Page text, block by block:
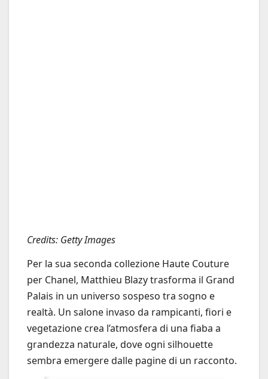
Credits: Getty Images
Per la sua seconda collezione Haute Couture
per Chanel, Matthieu Blazy trasforma il Grand
Palais in un universo sospeso tra sogno e
realtà. Un salone invaso da rampicanti, fiori e
vegetazione crea l’atmosfera di una fiaba a
grandezza naturale, dove ogni silhouette
sembra emergere dalle pagine di un racconto.